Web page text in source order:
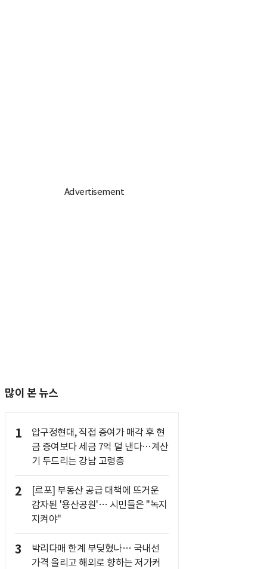
많이 본 뉴스
1
압구정현대, 직접 증여가 매각 후 현
금 증여보다 세금 7억 덜 낸다…계산
기 두드리는 강남 고령층
2
[르포] 부동산 공급 대책에 뜨거운
감자된 '용산공원'… 시민들은 "녹지
지켜야"
3
박리다매 한계 부딪혔나… 국내선
가격 올리고 해외로 향하는 저가커